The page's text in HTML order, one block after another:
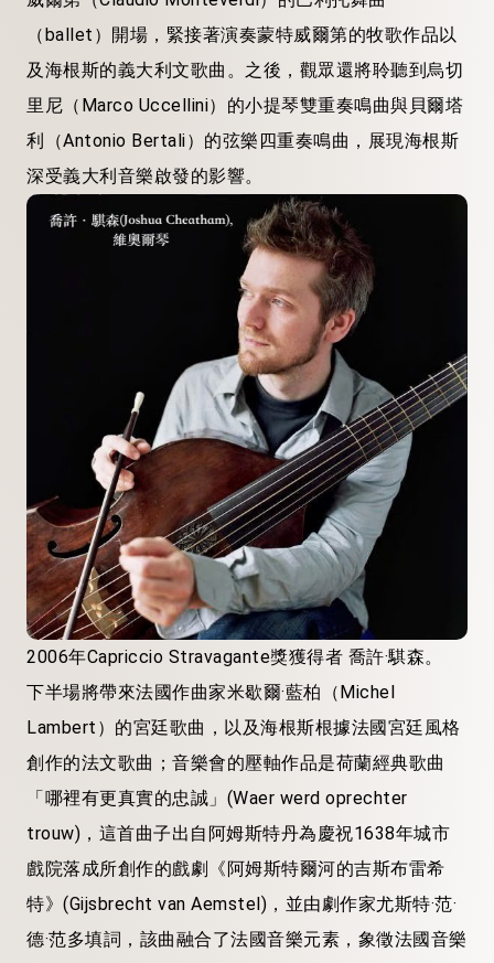
（ballet）開場，緊接著演奏蒙特威爾第的牧歌作品以
及海根斯的義大利文歌曲。之後，觀眾還將聆聽到烏切
里尼（Marco Uccellini）的小提琴雙重奏鳴曲與貝爾塔
利（Antonio Bertali）的弦樂四重奏鳴曲，展現海根斯
深受義大利音樂啟發的影響。
2006年Capriccio Stravagante獎獲得者 喬許·騏森。
下半場將帶來法國作曲家米歇爾·藍柏（Michel
Lambert）的宮廷歌曲，以及海根斯根據法國宮廷風格
創作的法文歌曲；音樂會的壓軸作品是荷蘭經典歌曲
「哪裡有更真實的忠誠」(Waer werd oprechter
trouw)，這首曲子出自阿姆斯特丹為慶祝1638年城市
戲院落成所創作的戲劇《阿姆斯特爾河的吉斯布雷希
特》(Gijsbrecht van Aemstel)，並由劇作家尤斯特·范·
德·范多填詞，該曲融合了法國音樂元素，象徵法國音樂